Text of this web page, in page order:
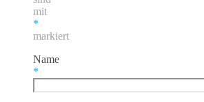
mit
*
markiert
Name
*